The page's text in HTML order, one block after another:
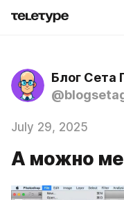
Блог Сета
July 29, 2025
А можно